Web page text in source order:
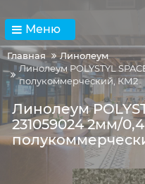
Меню
Главная
Линолеум
Линолеум POLYSTYL
полукоммерческий, КМ2
Линолеум
231059024 2мм/